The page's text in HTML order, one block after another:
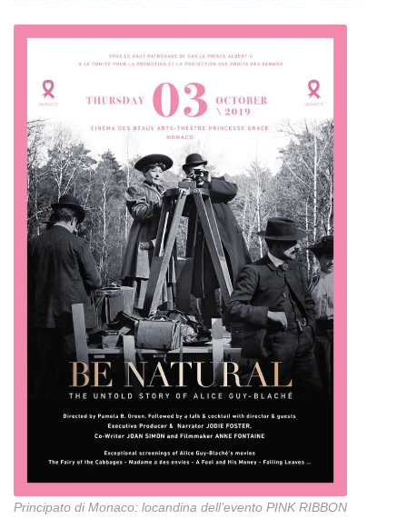
Principato di Monaco: locandina dell’evento PINK RIBBON